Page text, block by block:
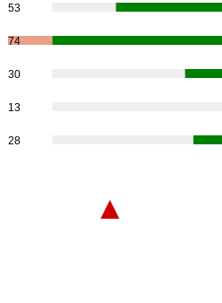
53
74
30
13
28
▲